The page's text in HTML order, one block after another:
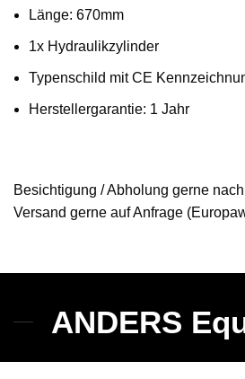
Länge: 670mm
1x Hydraulikzylinder
Typenschild mit CE
Herstellergarantie: 1 Jahr
Besichtigung / Abholung gerne
Versand gerne auf Anfrage
ANDERS